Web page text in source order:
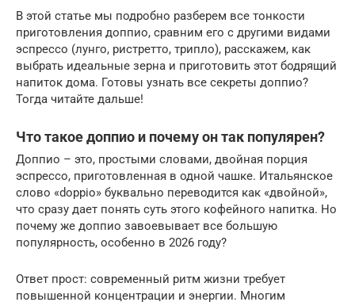
В этой статье мы подробно разберем все тонкости
приготовления доппио, сравним его с другими видами
эспрессо (лунго, ристретто, трипло), расскажем, как
выбрать идеальные зерна и приготовить этот бодрящий
напиток дома. Готовы узнать все секреты доппио?
Тогда читайте дальше!
Что такое доппио и почему он так популярен?
Доппио – это, простыми словами, двойная порция
эспрессо, приготовленная в одной чашке. Итальянское
слово «doppio» буквально переводится как «двойной»,
что сразу дает понять суть этого кофейного напитка. Но
почему же доппио завоевывает все большую
популярность, особенно в 2026 году?
Ответ прост: современный ритм жизни требует
повышенной концентрации и энергии. Многим